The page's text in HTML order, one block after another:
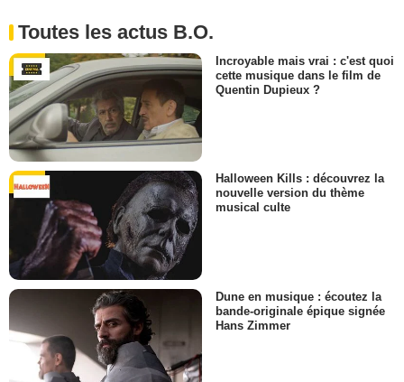
Toutes les actus B.O.
Incroyable mais vrai : c'est quoi
cette musique dans le film de
Quentin Dupieux ?
Halloween Kills : découvrez la
nouvelle version du thème
musical culte
Dune en musique : écoutez la
bande-originale épique signée
Hans Zimmer